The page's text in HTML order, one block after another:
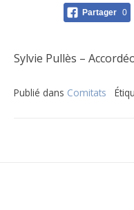
Partager 0
Sylvie Pullès –
Publié dans Comitats